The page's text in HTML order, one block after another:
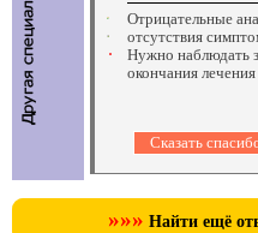
Отрицательные
отсутствия
Нужно наблюдать
окончания лечения
»»» Найти ещё